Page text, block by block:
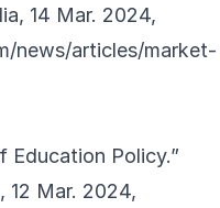
14 Mar. 2024,
news/articles/market-
Education Policy.”
12 Mar. 2024,